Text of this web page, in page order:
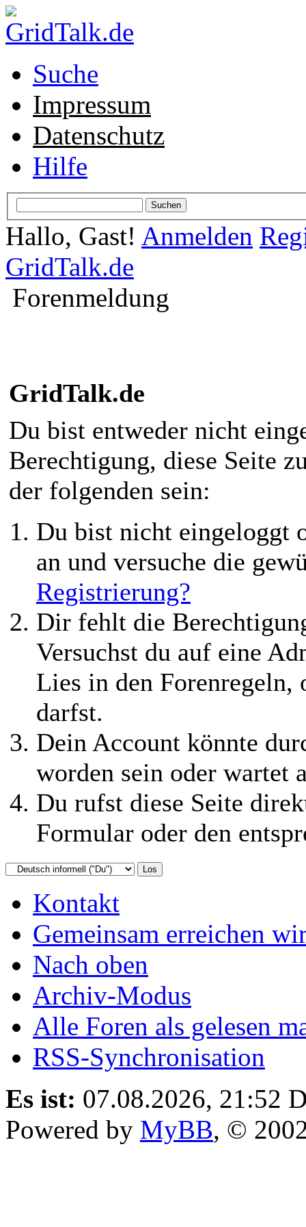
Suche
Impressum
Datenschutz
Hilfe
Hallo, Gast! Anmelden
GridTalk.de
Forenmeldung
GridTalk.de
Du bist entweder nicht
Berechtigung, diese Seite
der folgenden sein:
Du bist nicht eingeloggt
an und versuche die
Registrierung?
Dir fehlt die
Versuchst du auf eine
Lies in den Forenregeln,
darfst.
Dein Account könnte
worden sein oder wartet
Du rufst diese Seite
Formular oder den
Kontakt
Gemeinsam erreichen
Nach oben
Archiv-Modus
Alle Foren als gelesen
RSS-Synchronisation
Es ist: 07.08.2026, 21:52
Powered by MyBB, ©